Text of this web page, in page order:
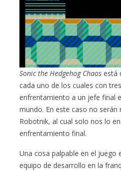
Sonic the Hedgehog Chaos está
cada uno de los cuales con
enfrentamiento a un jefe final
mundo. En este caso no
Robotnik, al cual solo nos lo
enfrentamiento final.
Una cosa palpable en el juego
equipo de desarrollo en la